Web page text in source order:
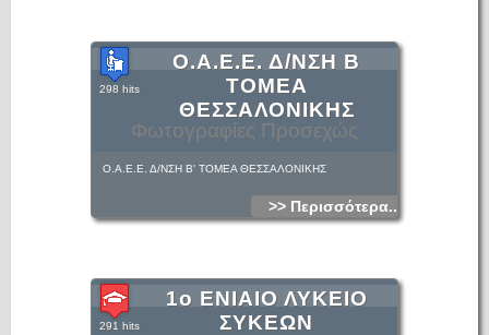
Φωτογραφίες Προσεχώς
Ο.Α.Ε.Ε. Δ/ΝΣΗ Β
ΤΟΜΕΑ
ΘΕΣΣΑΛΟΝΙΚΗΣ
298 hits
Ο.Α.Ε.Ε. Δ/ΝΣΗ Β' ΤΟΜΕΑ ΘΕΣΣΑΛΟΝΙΚΗΣ
>> Περισσότερα...
1ο ΕΝΙΑΙΟ ΛΥΚΕΙΟ
ΣΥΚΕΩΝ
291 hits